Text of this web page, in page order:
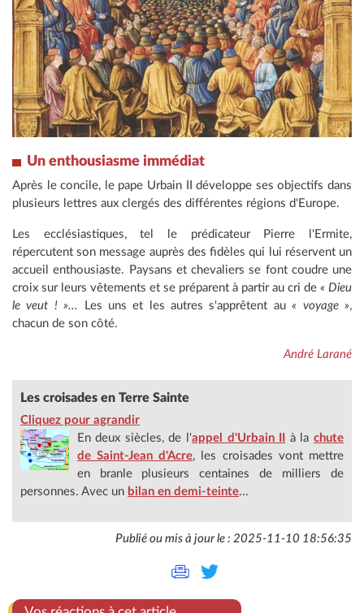
Un enthousiasme immédiat
Après le concile, le pape Urbain II développe ses objectifs dans
plusieurs lettres aux clergés des différentes régions d'Europe.
Les ecclésiastiques, tel le prédicateur Pierre l'Ermite,
répercutent son message auprès des fidèles qui lui réservent un
accueil enthousiaste. Paysans et chevaliers se font coudre une
croix sur leurs vêtements et se préparent à partir au cri de « Dieu
le veut ! »... Les uns et les autres s'apprêtent au« voyage »,
chacun de son côté.
André Larané
Les croisades en Terre Sainte
Cliquez pour agrandir
En deux siècles, de l'appel d'Urbain II à lachute
de Saint-Jean d'Acre, les croisades vont mettre
en branle plusieurs centaines de milliers de
personnes. Avec un bilan en demi-teinte...
Publié ou mis à jour le : 2025-11-10 18:56:35